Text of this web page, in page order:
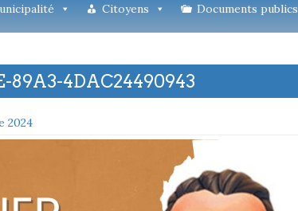
Citoyens Documents publics
89A3-4DAC24490943
2024